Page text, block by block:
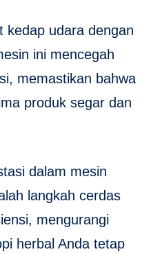
kedap udara dengan
ini mencegah
memastikan bahwa
produk segar dan
dalam mesin
langkah cerdas
mengurangi
herbal Anda tetap